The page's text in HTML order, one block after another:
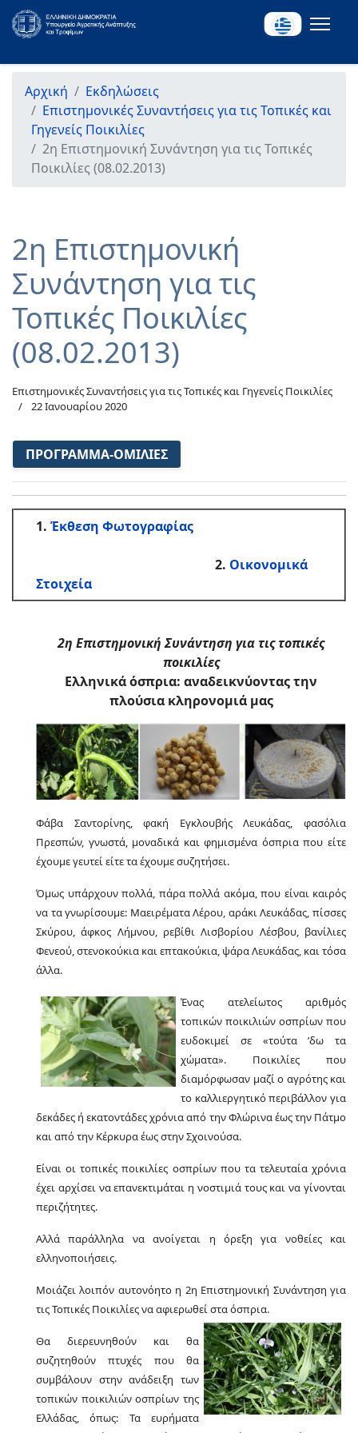
Αρχική
Εκδηλώσεις
Επιστημονικές Συναντήσεις για τις Τοπικές και
Γηγενείς Ποικιλίες
2η Επιστημονική Συνάντηση για τις Τοπικές
Ποικιλίες (08.02.2013)
2η Επιστημονική
Συνάντηση για τις
Τοπικές Ποικιλίες
(08.02.2013)
Επιστημονικές Συναντήσεις για τις Τοπικές και Γηγενείς Ποικιλίες
22 Ιανουαρίου 2020
ΠΡΌΓΡΑΜΜΑ-ΟΜΙΛΊΕΣ
1. Έκθεση Φωτογραφίας
2. Οικονομικά
Στοιχεία
2η Επιστημονική Συνάντηση για τις τοπικές
ποικιλίες
Ελληνικά όσπρια: αναδεικνύοντας την
πλούσια κληρονομιά μας
Φάβα Σαντορίνης, φακή Εγκλουβής Λευκάδας, φασόλια
Πρεσπών, γνωστά, μοναδικά και φημισμένα όσπρια που είτε
έχουμε γευτεί είτε τα έχουμε συζητήσει.
Όμως υπάρχουν πολλά, πάρα πολλά ακόμα, που είναι καιρός
να τα γνωρίσουμε: Μαειρέματα Λέρου, αράκι Λευκάδας, πίσσες
Σκύρου, άφκος Λήμνου, ρεβίθι Λισβορίου Λέσβου, βανίλιες
Φενεού, στενοκούκια και επτακούκια, ψάρα Λευκάδας, και τόσα
άλλα.
Ένας ατελείωτος αριθμός
τοπικών ποικιλιών οσπρίων που
ευδοκιμεί σε «τούτα ’δω τα
χώματα». Ποικιλίες που
διαμόρφωσαν μαζί ο αγρότης και
το καλλιεργητικό περιβάλλον για
δεκάδες ή εκατοντάδες χρόνια από την Φλώρινα έως την Πάτμο
και από την Κέρκυρα έως στην Σχοινούσα.
Είναι οι τοπικές ποικιλίες οσπρίων που τα τελευταία χρόνια
έχει αρχίσει να επανεκτιμάται η νοστιμιά τους και να γίνονται
περιζήτητες.
Αλλά παράλληλα να ανοίγεται η όρεξη για νοθείες και
ελληνοποιήσεις.
Μοιάζει λοιπόν αυτονόητο η 2η Επιστημονική Συνάντηση για
τις Τοπικές Ποικιλίες να αφιερωθεί στα όσπρια.
Θα διερευνηθούν και θα
συζητηθούν πτυχές που θα
συμβάλουν στην ανάδειξη των
τοπικών ποικιλιών οσπρίων της
Ελλάδας, όπως: Τα ευρήματα